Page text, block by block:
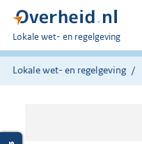
U
bent
hier:
Lokale wet- en regelgeving
Lokale wet- en regelgeving